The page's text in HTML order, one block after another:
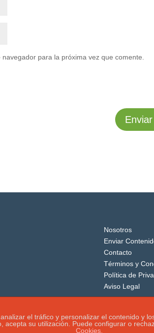
para la próxima vez que comente.
Nosotros
Enviar
Contacto
Términos y
Política de
Aviso Legal
el tráfico y personalizar el contenido y
su utilización. Puede configurar o
Cookies.